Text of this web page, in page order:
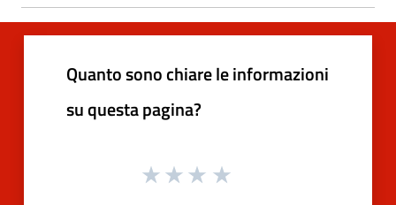
Quanto sono chiare le informazioni
su questa pagina?